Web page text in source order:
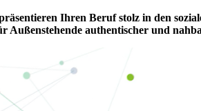
Ihren Beruf stolz in den
Außenstehende authentischer und